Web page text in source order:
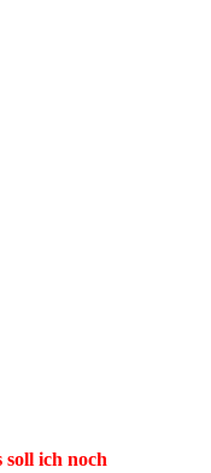
soll ich noch